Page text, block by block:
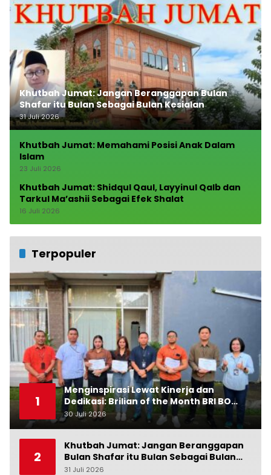
Khutbah Jumat: Jangan Beranggapan Bulan
Shafar itu Bulan Sebagai Bulan Kesialan
31 Juli 2026
Khutbah Jumat: Memahami Posisi Anak Dalam
Islam
23 Juli 2026
Khutbah Jumat: Shidqul Qaul, Layyinul Qalb dan
Tarkul Ma’ashii Sebagai Efek Shalat
16 Juli 2026
Terpopuler
1
Menginspirasi Lewat Kinerja dan
Dedikasi: Brilian of the Month BRI BO
Ubud Bulan Juni
30 Juli 2026 0
2
Khutbah Jumat: Jangan Beranggapan
Bulan Shafar itu Bulan Sebagai Bulan
Kesialan
31 Juli 2026